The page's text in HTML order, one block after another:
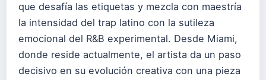
que desafía las etiquetas y mezcla con maestría
la intensidad del trap latino con la sutileza
emocional del R&B experimental. Desde Miami,
donde reside actualmente, el artista da un paso
decisivo en su evolución creativa con una pieza